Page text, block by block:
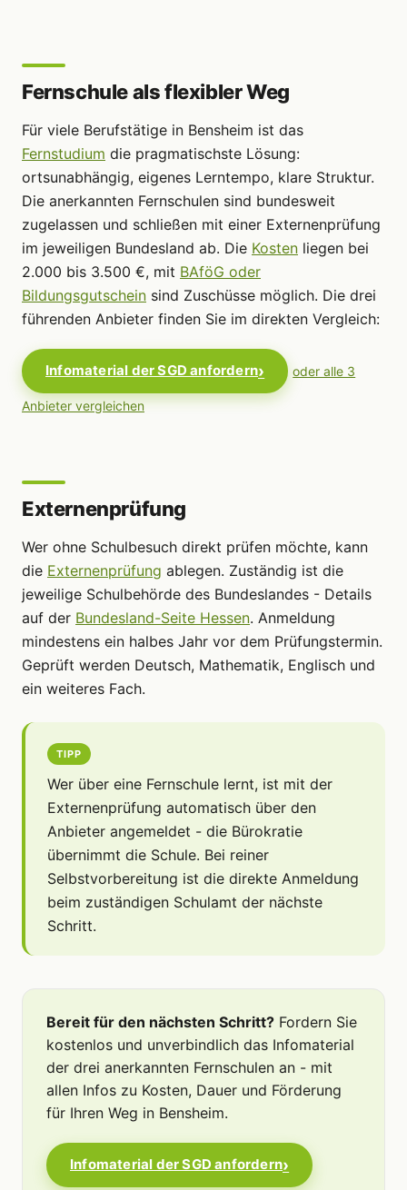
Fernschule als flexibler Weg
Für viele Berufstätige in Bensheim ist das
Fernstudium die pragmatischste Lösung:
ortsunabhängig, eigenes Lerntempo, klare Struktur.
Die anerkannten Fernschulen sind bundesweit
zugelassen und schließen mit einer Externenprüfung
im jeweiligen Bundesland ab. Die Kosten liegen bei
2.000 bis 3.500 €, mit BAföG oder
Bildungsgutschein sind Zuschüsse möglich. Die drei
führenden Anbieter finden Sie im direkten Vergleich:
Infomaterial der SGD anfordern oder alle 3
Anbieter vergleichen
Externenprüfung
Wer ohne Schulbesuch direkt prüfen möchte, kann
die Externenprüfung ablegen. Zuständig ist die
jeweilige Schulbehörde des Bundeslandes - Details
auf der Bundesland-Seite Hessen. Anmeldung
mindestens ein halbes Jahr vor dem Prüfungstermin.
Geprüft werden Deutsch, Mathematik, Englisch und
ein weiteres Fach.
TIPP
Wer über eine Fernschule lernt, ist mit der
Externenprüfung automatisch über den
Anbieter angemeldet - die Bürokratie
übernimmt die Schule. Bei reiner
Selbstvorbereitung ist die direkte Anmeldung
beim zuständigen Schulamt der nächste
Schritt.
Bereit für den nächsten Schritt? Fordern Sie
kostenlos und unverbindlich das Infomaterial
der drei anerkannten Fernschulen an - mit
allen Infos zu Kosten, Dauer und Förderung
für Ihren Weg in Bensheim.
Infomaterial der SGD anfordern